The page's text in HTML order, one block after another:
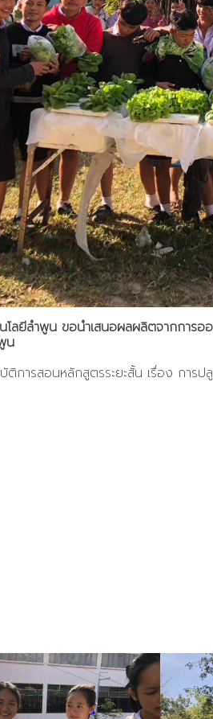
นโลยีลำพูน ขอนำเสนอผลผลิตจากกา
น
การสอนหลักสูตรระยะสั้น เรื่อง กา